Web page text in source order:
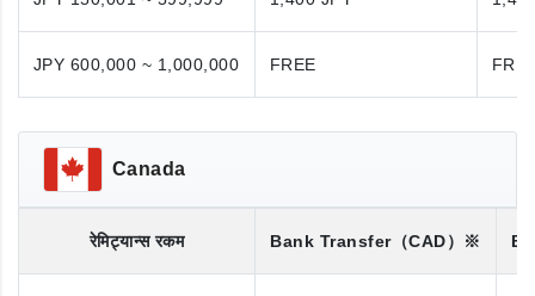
JPY 600,000 ~ 1,000,000 FREE
Canada
रेमिट्यान्स रकम Bank Transfer（CAD）※